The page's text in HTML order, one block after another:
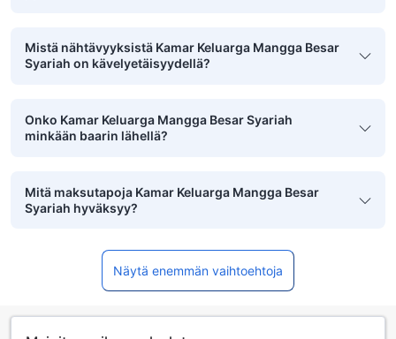
Mistä nähtävyyksistä Kamar Keluarga Mangga Besar
Syariah on kävelyetäisyydellä?
Onko Kamar Keluarga Mangga Besar Syariah
minkään baarin lähellä?
Mitä maksutapoja Kamar Keluarga Mangga Besar
Syariah hyväksyy?
Näytä enemmän vaihtoehtoja